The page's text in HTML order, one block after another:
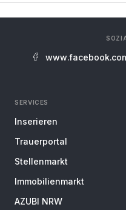
SERVICES
Inserieren
Trauerportal
Stellenmarkt
Immobilienmarkt
AZUBI NRW